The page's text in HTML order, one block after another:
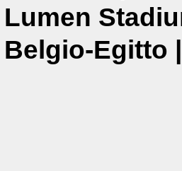
Lumen
Belgio-Egitto